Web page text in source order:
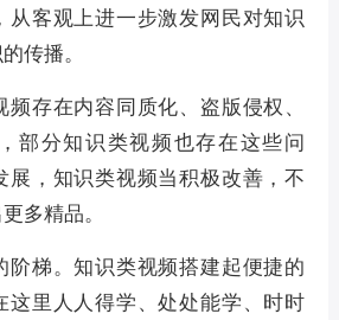
从客观上进一步激发网民对知识
传播。
存在内容同质化、盗版侵权、
部分知识类视频也存在这些问
展，知识类视频当积极改善，不
多精品。
阶梯。知识类视频搭建起便捷的
这里人人得学、处处能学、时时